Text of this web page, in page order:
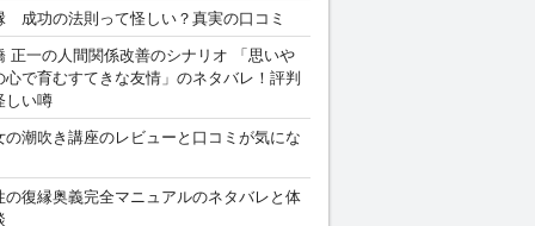
成功の法則って怪しい？真実の口コミ
正一の人間関係改善のシナリオ 「思いや
心で育むすてきな友情」のネタバレ！評判
しい噂
の潮吹き講座のレビューと口コミが気にな
の復縁奥義完全マニュアルのネタバレと体